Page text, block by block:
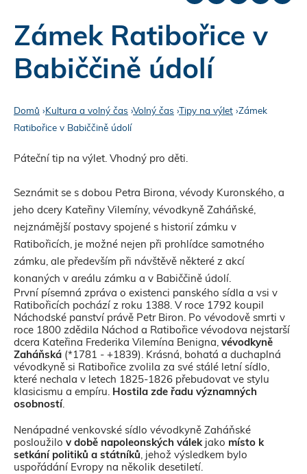
Zámek Ratibořice v
Babiččině údolí
J
s
e
z
d
e
Domů ›Kultura a volný čas ›Volný čas ›Tipy na výlet ›Zámek
Ratibořice v Babiččině údolí
Páteční tip na výlet. Vhodný pro děti.
Seznámit se s dobou Petra Birona, vévody Kuronského, a
jeho dcery Kateřiny Vilemíny, vévodkyně Zaháňské,
nejznámější postavy spojené s historií zámku v
Ratibořicích, je možné nejen při prohlídce samotného
zámku, ale především při návštěvě některé z akcí
konaných v areálu zámku a v Babiččině údolí.
První písemná zpráva o existenci panského sídla a vsi v
Ratibořicích pochází z roku 1388. V roce 1792 koupil
Náchodské panství právě Petr Biron. Po vévodově smrti v
roce 1800 zdědila Náchod a Ratibořice vévodova nejstarší
dcera Kateřina Frederika Vilemína Benigna, vévodkyně
Zaháňská (*1781 - +1839). Krásná, bohatá a duchaplná
vévodkyně si Ratibořice zvolila za své stálé letní sídlo,
které nechala v letech 1825-1826 přebudovat ve stylu
klasicismu a empíru. Hostila zde řadu významných
osobností.
Nenápadné venkovské sídlo vévodkyně Zaháňské
posloužilo v době napoleonských válek jako místo k
setkání politiků a státníků, jehož výsledkem bylo
uspořádání Evropy na několik desetiletí.